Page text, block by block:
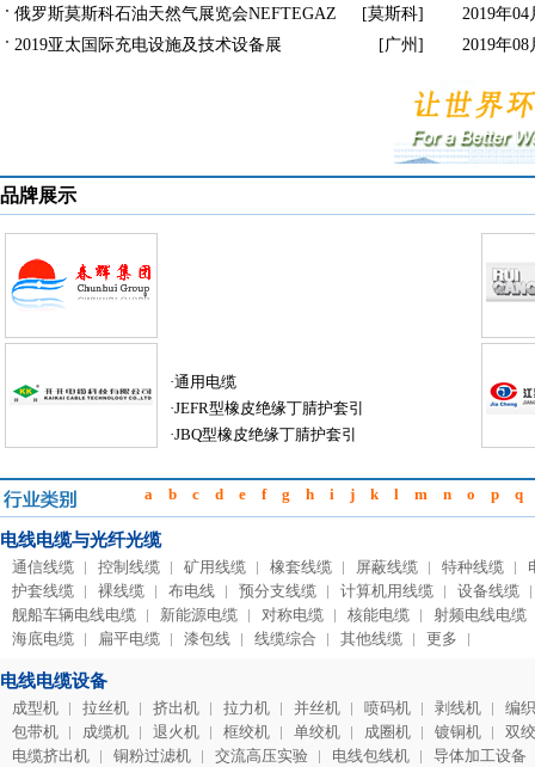
[莫斯科] 2019年04
俄罗斯莫斯科石油天然气展览会NEFTEGAZ
[广州] 2019年08
2019亚太国际充电设施及技术设备展
品牌展示
·通用电缆
·JEFR型橡皮绝缘丁腈护套引
·JBQ型橡皮绝缘丁腈护套引
a b c d e f g h i j k l m n o p q
电线电缆与光纤光缆
通信线缆 控制线缆 矿用线缆 橡套线缆 屏蔽线缆 特种线缆
护套线缆
裸线缆 布电线 预分支线缆 计算机用线缆
设备线缆
舰船车辆电线电缆
新能源电缆 对称电缆 核能电缆
射频电线电缆
海底电缆
扁平电缆 漆包线 线缆综合 其他线缆 更多
电线电缆设备
成型机 拉丝机 挤出机 拉力机 并丝机 喷码机 剥线机
编
包带机
成缆机 退火机 框绞机 单绞机 成圈机 镀铜机
双
电缆挤出机
铜粉过滤机 交流高压实验 电线包线机
导体加工设备